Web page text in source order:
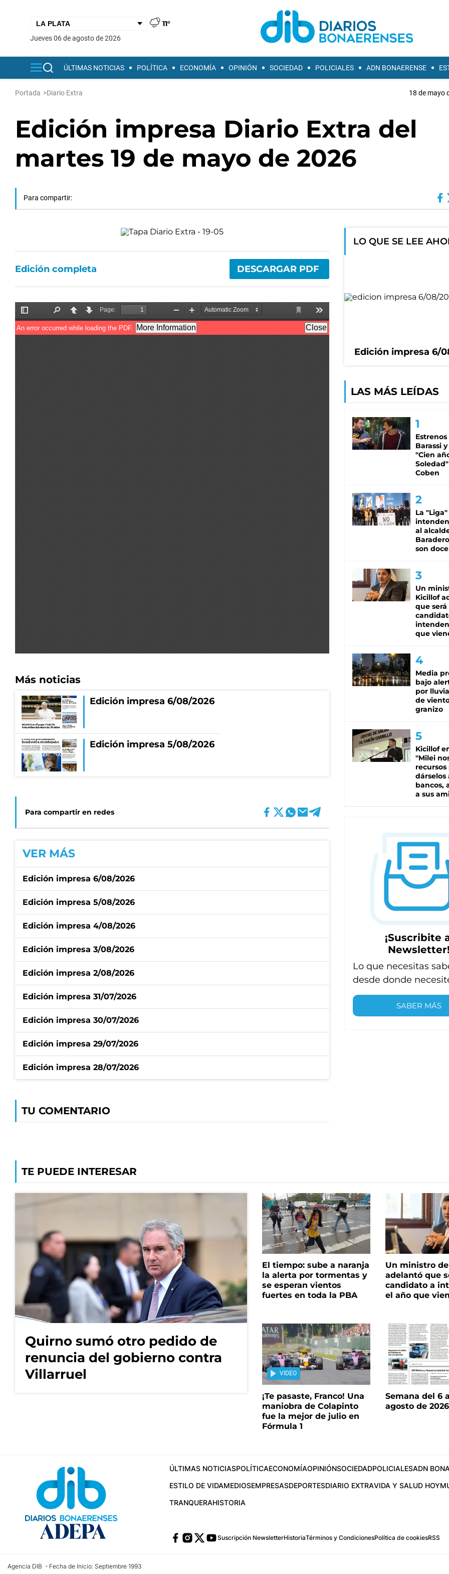
11°
jueves 06 de agosto de 2026
ÚLTIMAS NOTICIAS POLÍTICA ECONOMÍA OPINIÓN SOCIEDAD POLICIALES ADN BONAERENSE
Portada >Diario Extra 18 de mayo
Edición impresa Diario Extra del
martes 19 de mayo de 2026
Para compartir:
Edición completa DESCARGAR PDF
Más noticias
Edición impresa 6/08/2026
Edición impresa 5/08/2026
Para compartir en redes
VER MÁS
Edición impresa 6/08/2026
Edición impresa 5/08/2026
Edición impresa 4/08/2026
Edición impresa 3/08/2026
Edición impresa 2/08/2026
Edición impresa 31/07/2026
Edición impresa 30/07/2026
Edición impresa 29/07/2026
Edición impresa 28/07/2026
TU COMENTARIO
LO QUE SE LEE
Edición impresa 6/
LAS MÁS LEÍDAS
Estrenos
Barassi
"Cien
Coben
La
al
son doce
Un
Kicillof
que será
que
Media
bajo
por
de
granizo
Kicillof
"Milei
recursos
dárselos
bancos,
a sus
¡Suscribite
Newsletter!
Lo que necesitas
desde donde
SABER MÁS
TE PUEDE INTERESAR
Quirno sumó otro pedido de
renuncia del gobierno contra
Villarruel
El tiempo: sube a naranja
la alerta por tormentas y
se esperan vientos
fuertes en toda la PBA
Un ministro
adelantó que
candidato a
el año que
VIDEO
¡Te pasaste, Franco! Una
maniobra de Colapinto
fue la mejor de julio en
Fórmula 1
Semana del 6
agosto de 2026
ÚLTIMAS NOTICIASPOLÍTICAECONOMÍAOPINIÓNSOCIEDADPOLICIALESADN
ESTILO DE VIDAMEDIOSEMPRESASDEPORTESDIARIO EXTRAVIDA Y SALUD HOY
TRANQUERAHISTORIA
Suscripción NewsletterHistoriaTérminos y CondicionesPolítica de cookiesRSS
Agencia DIB - Fecha de Inicio: Septiembre 1993